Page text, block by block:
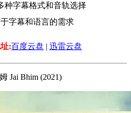
种字幕格式和音轨选择
字幕和语言的需求
:百度云盘 | 迅雷云盘
Jai Bhim (2021)